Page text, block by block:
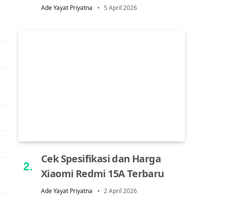
Ade Yayat Priyatna 5 April 2026
Cek Spesifikasi dan Harga
Xiaomi Redmi 15A Terbaru
Ade Yayat Priyatna 2 April 2026